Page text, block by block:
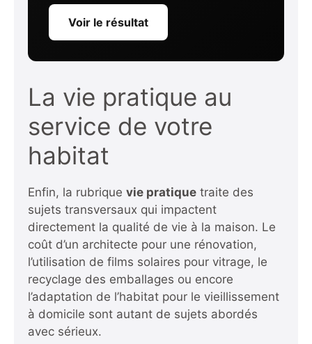
Voir le résultat
La vie pratique au
service de votre
habitat
Enfin, la rubrique vie pratique traite des
sujets transversaux qui impactent
directement la qualité de vie à la maison. Le
coût d’un architecte pour une rénovation,
l’utilisation de films solaires pour vitrage, le
recyclage des emballages ou encore
l’adaptation de l’habitat pour le vieillissement
à domicile sont autant de sujets abordés
avec sérieux.